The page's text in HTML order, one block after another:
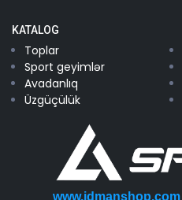
KATALOG
Toplar
Sport geyimlər
Avadanlıq
Üzgüçülük
www.idmanshop.com